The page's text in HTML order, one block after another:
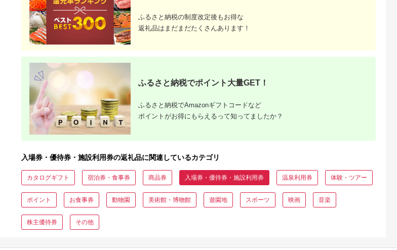
出典：ふるなび
沖縄県 恩納村
【恩納村】JTBふるさ
間3年（Eメール発
行）｜予約 宿泊 観光
体験 温泉 ホテル 旅館
チケット 子供 子連れ
カップル 家族 店頭 オ
ンライン ネット 電話
5.0
10,000
出典：ふるなび
神奈川県 横須賀市
ソレイユの丘 回数券
5.0
寄付金額:
ス
出典：ふるなび
ト 子供 子連れ カップ
ル 家族 店頭 電話 沖
ふるさと納税の制度改定後もお得な
返礼品はまだまだたくさんあります！
ふるさと納税でポイント大量GET！
ふるさと納税でAmazonギフトコードなど
ポイントがお得にもらえるって知ってましたか？
入場券・優待券・施設利用券の返礼品に関連しているカテゴリ
カタログギフト 宿泊券・食事券 商品券 入場券・優待券・施設利用券 温泉利用券 体験・ツアー
ポイント お食事券 動物園 美術館・博物館 遊園地 スポーツ 映画 音楽
株主優待券 その他